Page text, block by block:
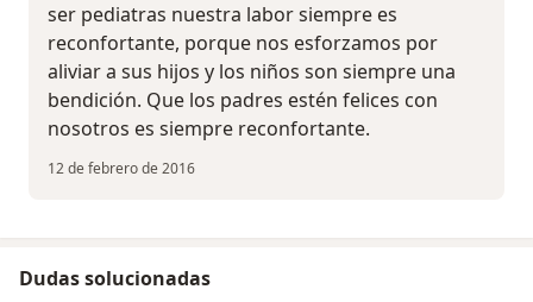
ser pediatras nuestra labor siempre es
reconfortante, porque nos esforzamos por
aliviar a sus hijos y los niños son siempre una
bendición. Que los padres estén felices con
nosotros es siempre reconfortante.
12 de febrero de 2016
Dudas solucionadas